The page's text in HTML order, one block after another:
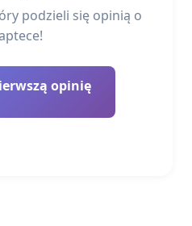
podzieli się opinią o
opinię